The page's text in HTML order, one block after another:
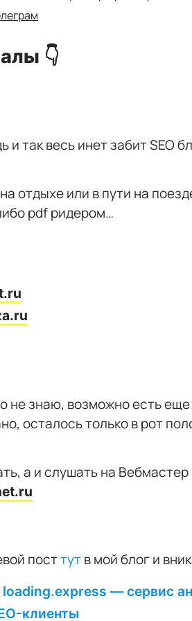
👇
и так весь инет забит SEO
отдыхе или в пути на
pdf ридером…
не знаю, возможно есть
осталось только в рот
а и слушать на
посттутв мой блог и
— сервис
клиенты